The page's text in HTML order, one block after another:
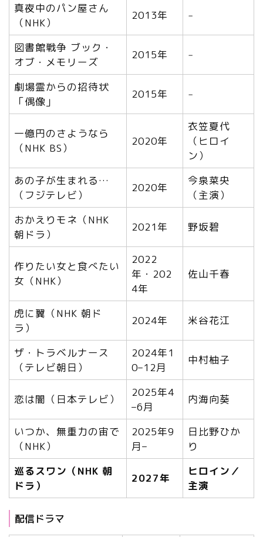
真夜中のパン屋さん
（NHK）
2013年 ‒
図書館戦争 ブック・
オブ・メモリーズ
2015年 ‒
劇場霊からの招待状
「偶像」
2015年 ‒
一億円のさようなら
（NHK BS）
2020年
衣笠夏代
（ヒロイ
ン）
あの子が生まれる…
（フジテレビ）
2020年
今泉菜央
（主演）
おかえりモネ（NHK
朝ドラ）
2021年 野坂碧
作りたい女と食べたい
女（NHK）
2022
年・202
4年
佐山千春
虎に翼（NHK 朝ド
ラ）
2024年 米谷花江
ザ・トラベルナース
（テレビ朝日）
2024年1
0–12月
中村柚子
恋は闇（日本テレビ）
2025年4
–6月
内海向葵
いつか、無重力の宙で
（NHK）
2025年9
月–
日比野ひか
り
巡るスワン（NHK 朝
ドラ）
2027年
ヒロイン／
主演
配信ドラマ